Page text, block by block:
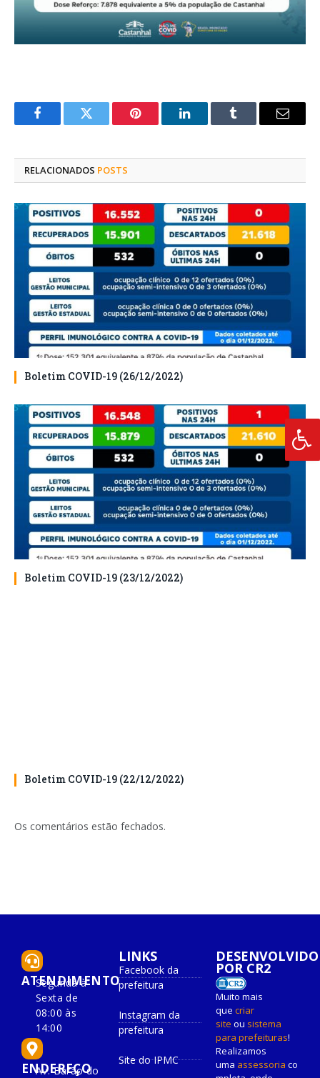
FacebookTwitter Pinterest O
Tumblr
E-
RELACIONADOS POSTS
Boletim COVID-19 (26/12/2022)
Boletim COVID-19 (23/12/2022)
Boletim COVID-19 (22/12/2022)
Os comentários estão fechados.
ATENDIMENTO
Segunda à
Sexta de
08:00 às
14:00
ENDEREÇO
Av. Barão do
LINKS
Facebook da
prefeitura
Instagram da
prefeitura
Site do IPMC
DESENVOLVIDO
POR CR2
Muito mais
que criar
site ou sistema
para prefeituras!
Realizamos
uma assessoria co